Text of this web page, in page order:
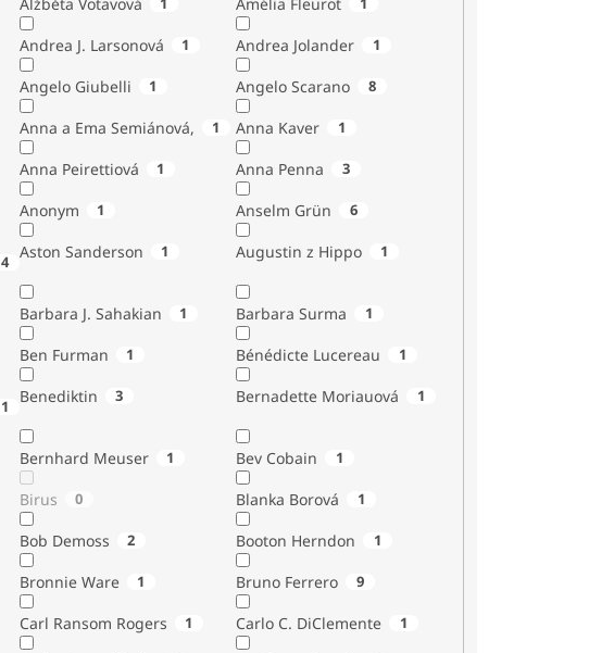
Alžběta Votavová Amélia Fleurot
Andrea J. Larsonová 1 Andrea Jolander 1
Angelo Giubelli 1 Angelo Scarano 8
Anna a Ema Semiánová, 1 Anna Kaver 1
Anna Peirettiová 1 Anna Penna 3
Anonym 1 Anselm Grün 6
4 Aston Sanderson 1 Augustin z Hippo 1
Barbara J. Sahakian 1 Barbara Surma 1
Ben Furman 1 Bénédicte Lucereau 1
1 Benediktin 3 Bernadette Moriauová 1
Bernhard Meuser 1 Bev Cobain 1
Birus 0 Blanka Borová 1
Bob Demoss 2 Booton Herndon 1
Bronnie Ware 1 Bruno Ferrero 9
Carl Ransom Rogers 1 Carlo C. DiClemente 1